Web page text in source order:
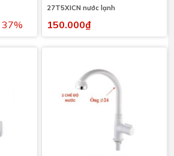
37%
27T5XICN nước lạnh
150.000₫